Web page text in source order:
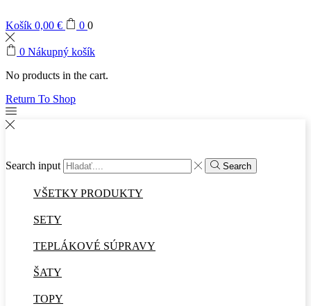
Košík 0,00 € 0 0
0 Nákupný košík
No products in the cart.
Return To Shop
Search input Search
VŠETKY PRODUKTY
SETY
TEPLÁKOVÉ SÚPRAVY
ŠATY
TOPY